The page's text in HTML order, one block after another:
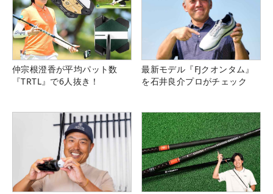
仲宗根澄香が平均パット数
『TRTL』で6人抜き！
最新モデル『FJクオンタム』
を石井良介プロがチェック